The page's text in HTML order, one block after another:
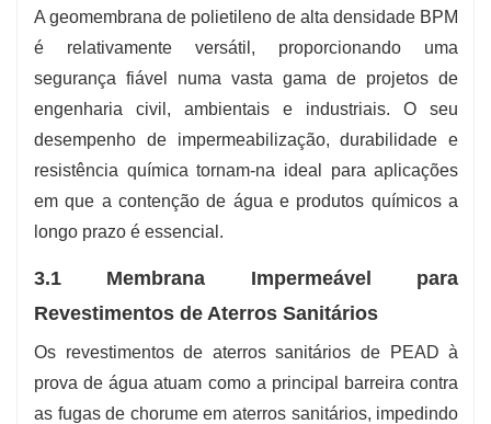
A geomembrana de polietileno de alta densidade BPM
é relativamente versátil, proporcionando uma
segurança fiável numa vasta gama de projetos de
engenharia civil, ambientais e industriais. O seu
desempenho de impermeabilização, durabilidade e
resistência química tornam-na ideal para aplicações
em que a contenção de água e produtos químicos a
longo prazo é essencial.
3.1 Membrana Impermeável para
Revestimentos de Aterros Sanitários
Os revestimentos de aterros sanitários de PEAD à
prova de água atuam como a principal barreira contra
as fugas de chorume em aterros sanitários, impedindo